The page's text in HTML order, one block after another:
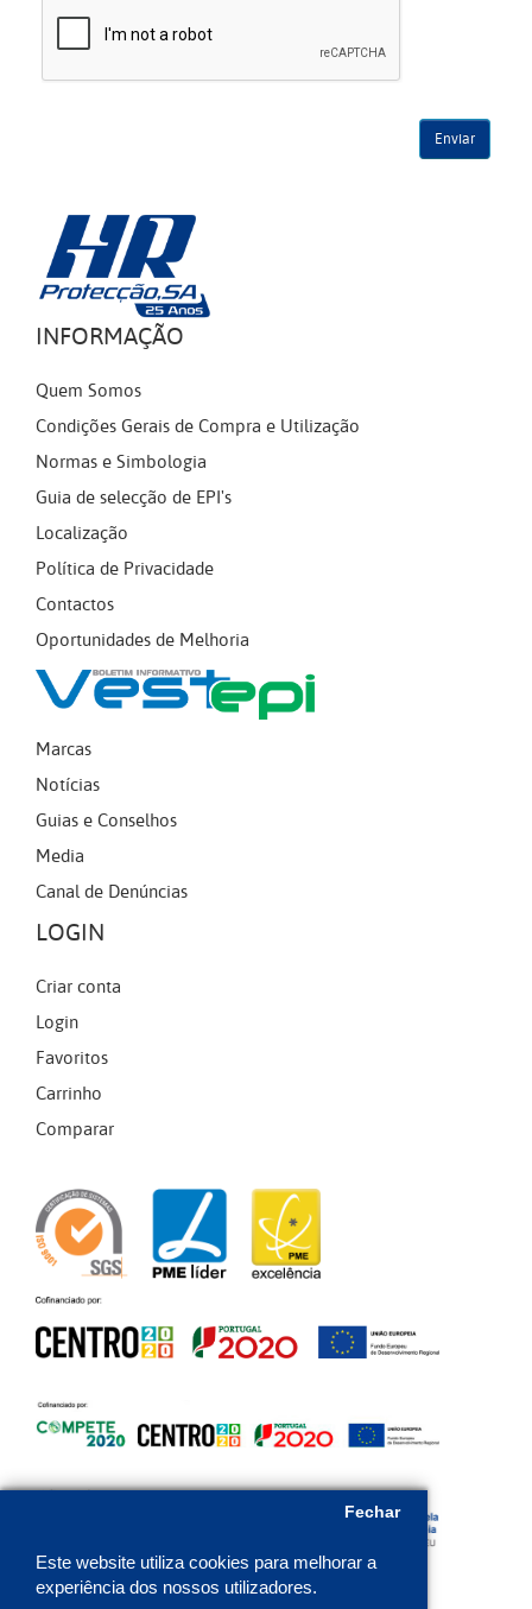
Este website utiliza cookies para melhorar a
experiência dos nossos utilizadores.
Fechar
INFORMAÇÃO
Quem Somos
Condições Gerais de Compra e Utilização
Normas e Simbologia
Guia de selecção de EPI's
Localização
Política de Privacidade
Contactos
Oportunidades de Melhoria
Marcas
Notícias
Guias e Conselhos
Media
Canal de Denúncias
LOGIN
Criar conta
Login
Favoritos
Carrinho
Comparar